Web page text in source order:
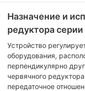
Назначение и
редуктора
Устройство
оборудования,
перпендикулярно
червячного
передаточное